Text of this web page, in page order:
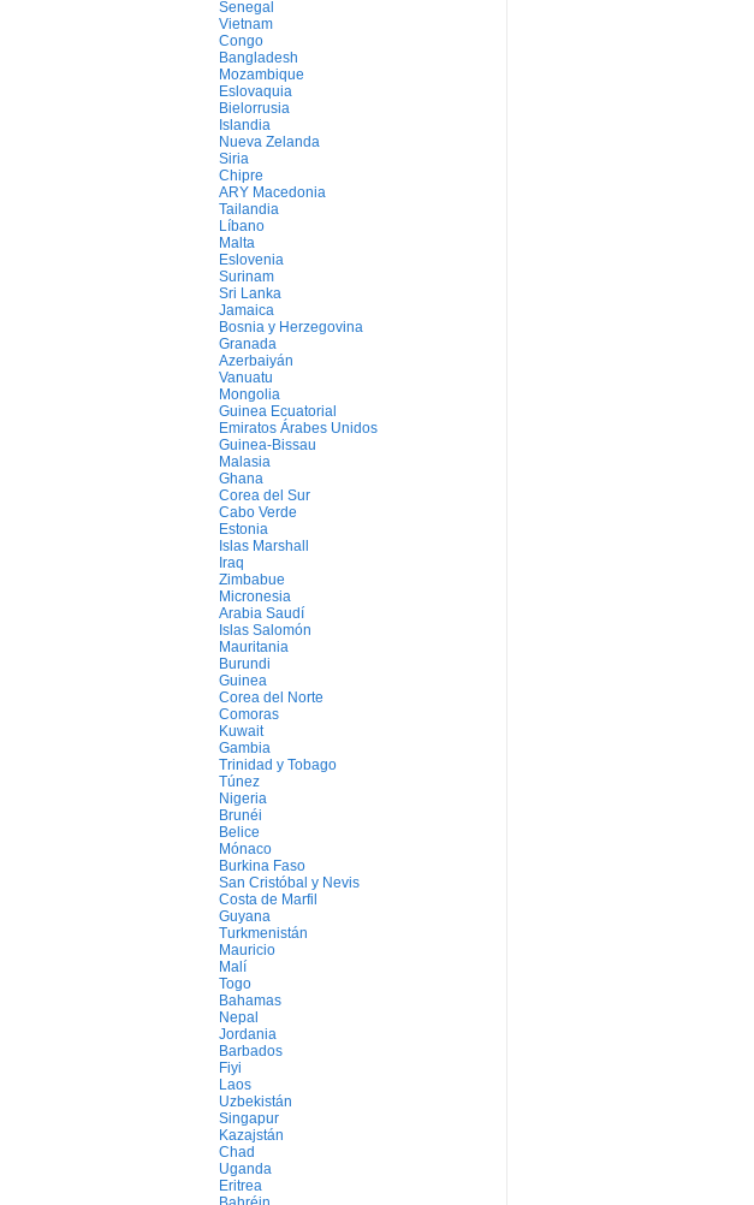
Senegal
Vietnam
Congo
Bangladesh
Mozambique
Eslovaquia
Bielorrusia
Islandia
Nueva Zelanda
Siria
Chipre
ARY Macedonia
Tailandia
Líbano
Malta
Eslovenia
Surinam
Sri Lanka
Jamaica
Bosnia y Herzegovina
Granada
Azerbaiyán
Vanuatu
Mongolia
Guinea Ecuatorial
Emiratos Árabes Unidos
Guinea-Bissau
Malasia
Ghana
Corea del Sur
Cabo Verde
Estonia
Islas Marshall
Iraq
Zimbabue
Micronesia
Arabia Saudí
Islas Salomón
Mauritania
Burundi
Guinea
Corea del Norte
Comoras
Kuwait
Gambia
Trinidad y Tobago
Túnez
Nigeria
Brunéi
Belice
Mónaco
Burkina Faso
San Cristóbal y Nevis
Costa de Marfil
Guyana
Turkmenistán
Mauricio
Malí
Togo
Bahamas
Nepal
Jordania
Barbados
Fiyi
Laos
Uzbekistán
Singapur
Kazajstán
Chad
Uganda
Eritrea